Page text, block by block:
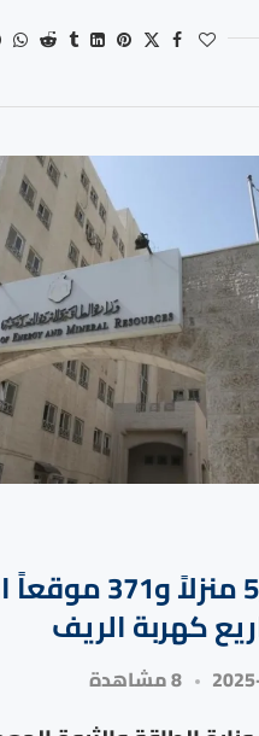
5,169 منزلاً
كهربة الريف
8 مشاهدة